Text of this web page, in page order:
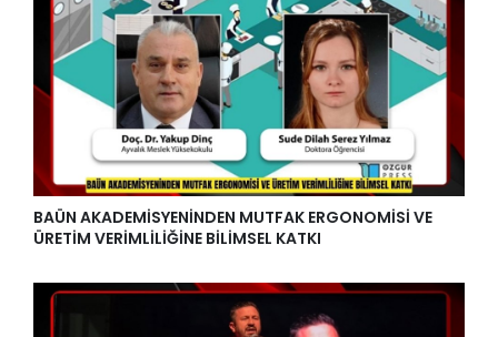
BAÜN AKADEMİSYENİNDEN MUTFAK ERGONOMİSİ VE
ÜRETİM VERİMLİLİĞİNE BİLİMSEL KATKI